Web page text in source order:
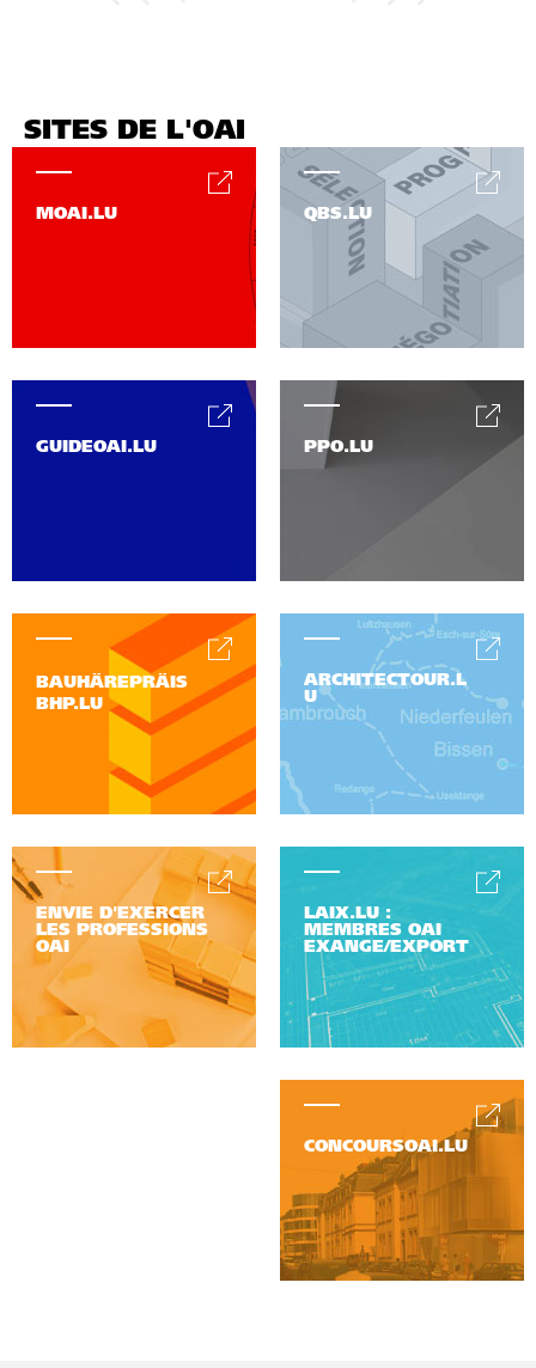
SITES DE L'OAI
MOAI.LU QBS.LU
PPO.LU
GUIDEOAI.LU
BAUHÄREPRÄIS
BHP.LU
ARCHITECTOUR.L
U
ENVIE D'EXERCER
LES PROFESSIONS
OAI
LAIX.LU :
MEMBRES OAI
EXANGE/EXPORT
CONCOURSOAI.LU